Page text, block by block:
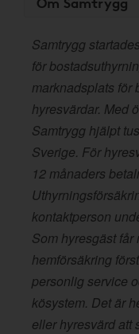
Samtrygg
för
marknadsplats för
hyresvärdar. Med
Samtrygg hjälpt
Sverige. För
12 månaders
kontaktperson
Som hyresgäst
hemförsäkring
personlig service
kösystem. Det är
eller hyresvärd att